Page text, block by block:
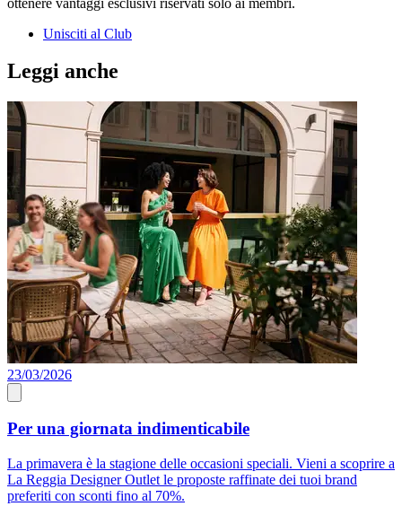
Unisciti al Club
Leggi anche
23/03/2026
Per una giornata indimenticabile
La primavera è la stagione delle occasioni speciali. Vieni a scoprire a
La Reggia Designer Outlet le proposte raffinate dei tuoi brand
preferiti con sconti fino al 70%.